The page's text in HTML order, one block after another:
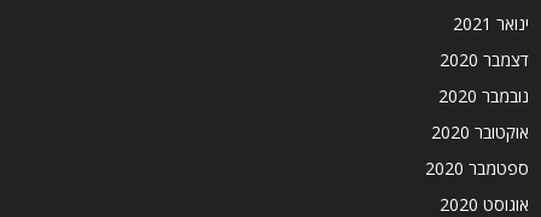
ינואר 2021
דצמבר 2020
נובמבר 2020
אוקטובר 2020
ספטמבר 2020
אוגוסט 2020